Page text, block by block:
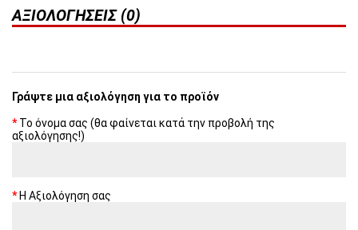
ΑΞΙΟΛΟΓΉΣΕΙΣ (0)
Γράψτε μια αξιολόγηση για το προϊόν
Το όνομα σας (θα φαίνεται κατά την προβολή της
αξιολόγησης!)
Η Αξιολόγηση σας